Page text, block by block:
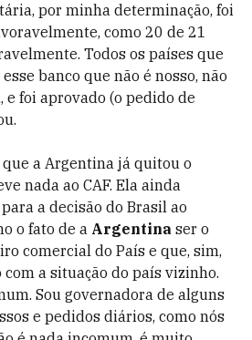
por minha determinação, foi
como 20 de 21
Todos os países que
esse banco que não é nosso, não
foi aprovado (o pedido de
a Argentina já quitou o
nada ao CAF. Ela ainda
a decisão do Brasil ao
o fato de a Argentina ser o
comercial do País e que, sim,
a situação do país vizinho.
Sou governadora de alguns
e pedidos diários, como nós